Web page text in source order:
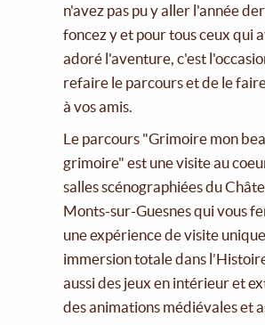
n'avez pas pu y aller l'année
foncez y et pour tous ceux qui
adoré l'aventure, c'est
refaire le parcours et de le
à vos amis.
Le parcours "Grimoire mon
grimoire" est une visite au
salles scénographiées du
Monts-sur-Guesnes qui vous
une expérience de visite
immersion totale dans
aussi des jeux en intérieur et
des animations médiévales et